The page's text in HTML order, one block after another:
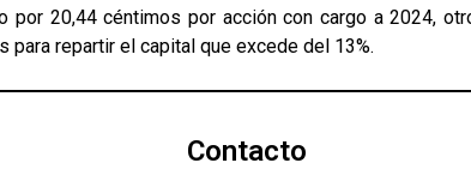
por 20,44 céntimos por acción con cargo a 2024,
para repartir el capital que excede del 13%.
Contacto